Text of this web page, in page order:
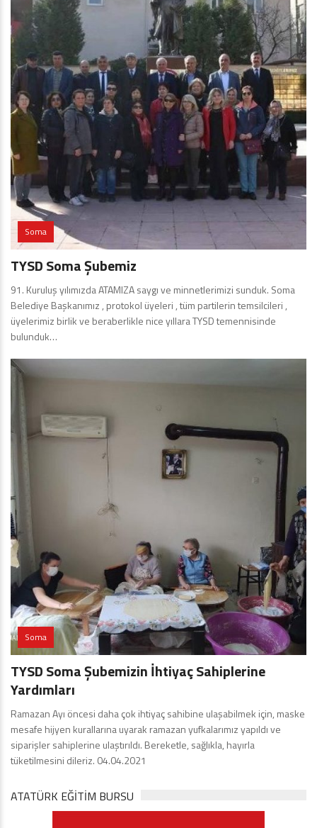
Soma
TYSD Soma Şubemiz
91. Kuruluş yılımızda ATAMIZA saygı ve minnetlerimizi sunduk. Soma
Belediye Başkanımız , protokol üyeleri , tüm partilerin temsilcileri ,
üyelerimiz birlik ve beraberlikle nice yıllara TYSD temennisinde
bulunduk…
Soma
TYSD Soma Şubemizin İhtiyaç Sahiplerine
Yardımları
Ramazan Ayı öncesi daha çok ihtiyaç sahibine ulaşabilmek için, maske
mesafe hijyen kurallarına uyarak ramazan yufkalarımız yapıldı ve
siparişler sahiplerine ulaştırıldı. Bereketle, sağlıkla, hayırla
tüketilmesini dileriz. 04.04.2021
ATATÜRK EĞITIM BURSU